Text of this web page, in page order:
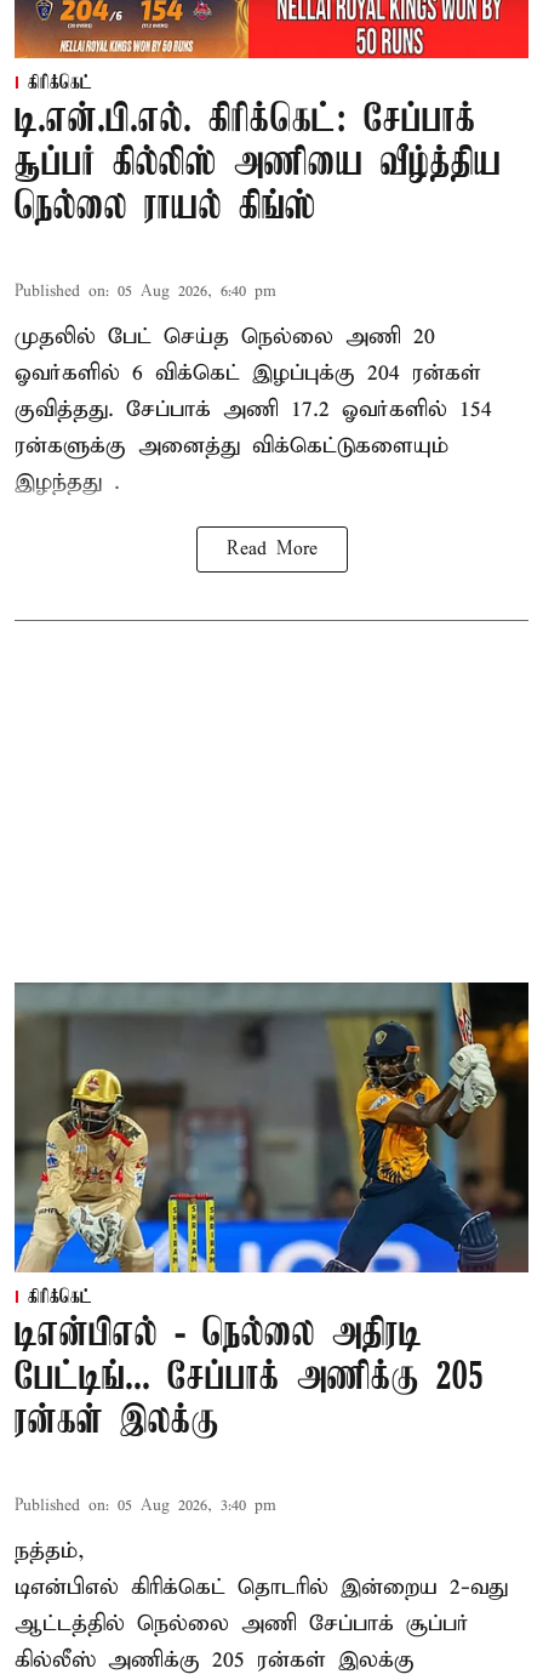
கிரிக்கெட்
டி.என்.பி.எல். கிரிக்கெட்: சேப்பாக்
சூப்பர் கில்லிஸ் அணியை வீழ்த்திய
நெல்லை ராயல் கிங்ஸ்
Published on: 05 Aug 2026, 6:40 pm
முதலில் பேட் செய்த நெல்லை அணி 20
ஓவர்களில் 6 விக்கெட் இழப்புக்கு 204 ரன்கள்
குவித்தது. சேப்பாக் அணி 17.2 ஓவர்களில் 154
ரன்களுக்கு அனைத்து விக்கெட்டுகளையும்
இழந்தது .
Read More
கிரிக்கெட்
டிஎன்பிஎல் - நெல்லை அதிரடி
பேட்டிங்... சேப்பாக் அணிக்கு 205
ரன்கள் இலக்கு
Published on: 05 Aug 2026, 3:40 pm
நத்தம்,
டிஎன்பிஎல் கிரிக்கெட் தொடரில் இன்றைய 2-வது
ஆட்டத்தில் நெல்லை அணி சேப்பாக் சூப்பர்
கில்லீஸ் அணிக்கு 205 ரன்கள் இலக்கு